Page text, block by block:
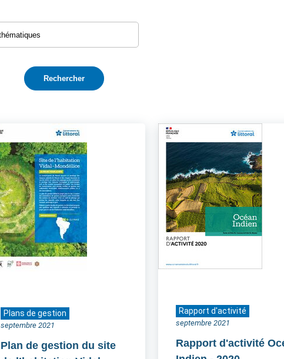
Plans de gestion
septembre 2021
Plan de gestion du site
Rapport d'activité
septembre 2021
Rapport d'activité